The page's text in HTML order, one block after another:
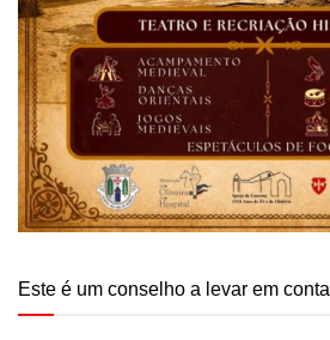
Este é um conselho a levar em conta